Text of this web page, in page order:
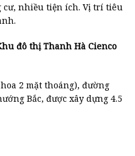
nhiều tiện ích. Vị trí tiêu
đô thị Thanh Hà Cienco
2 mặt thoáng), đường
Bắc, được xây dựng 4.5